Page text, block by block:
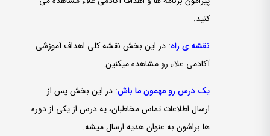
کنید.
نقشه­ ی راه: در این بخش نقشه کلی اهداف آموزشی
آکادمی علاء رو مشاهده می­کنین.
یک درس رو مهمون ما باش: در این بخش پس از
ارسال اطلاعات تماس مخاطبان، یه درس از یکی از دوره
­ها براشون به­ عنوان هدیه ارسال میشه.